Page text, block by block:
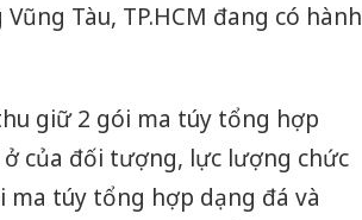
Tàu, TP.HCM đang có hành
giữ 2 gói ma túy tổng hợp
của đối tượng, lực lượng chức
túy tổng hợp dạng đá và